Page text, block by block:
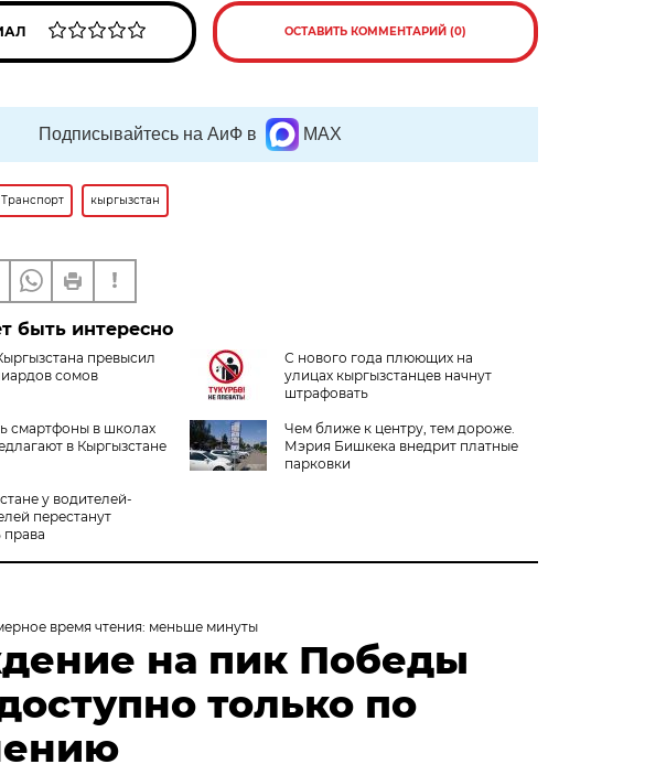
ОСТАВИТЬ КОММЕНТАРИЙ (0)
Подписывайтесь на АиФ в MAX
кыргызстан
быть интересно
превысил
сомов
С нового года плюющих на
улицах кыргызстанцев начнут
штрафовать
смартфоны в школах
в Кыргызстане
Чем ближе к центру, тем дороже.
Мэрия Бишкека внедрит платные
парковки
у водителей-
перестанут
права
время чтения: меньше минуты
на пик Победы
только по